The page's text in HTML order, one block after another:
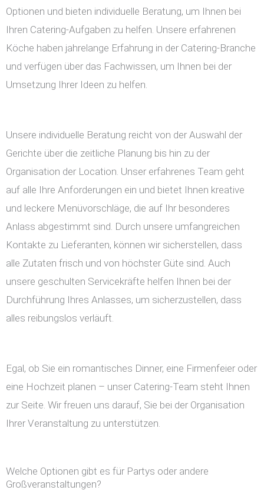
Optionen und bieten individuelle Beratung, um Ihnen bei
Ihren Catering-Aufgaben zu helfen. Unsere erfahrenen
Köche haben jahrelange Erfahrung in der Catering-Branche
und verfügen über das Fachwissen, um Ihnen bei der
Umsetzung Ihrer Ideen zu helfen.
Unsere individuelle Beratung reicht von der Auswahl der
Gerichte über die zeitliche Planung bis hin zu der
Organisation der Location. Unser erfahrenes Team geht
auf alle Ihre Anforderungen ein und bietet Ihnen kreative
und leckere Menüvorschläge, die auf Ihr besonderes
Anlass abgestimmt sind. Durch unsere umfangreichen
Kontakte zu Lieferanten, können wir sicherstellen, dass
alle Zutaten frisch und von höchster Güte sind. Auch
unsere geschulten Servicekräfte helfen Ihnen bei der
Durchführung Ihres Anlasses, um sicherzustellen, dass
alles reibungslos verläuft.
Egal, ob Sie ein romantisches Dinner, eine Firmenfeier oder
eine Hochzeit planen – unser Catering-Team steht Ihnen
zur Seite. Wir freuen uns darauf, Sie bei der Organisation
Ihrer Veranstaltung zu unterstützen.
Welche Optionen gibt es für Partys oder andere
Großveranstaltungen?